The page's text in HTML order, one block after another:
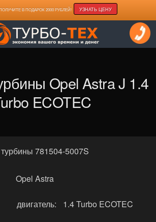
В ПОДАРОК 2000 РУБЛЕЙ! УЗНАТЬ ЦЕНУ
Opel Astra J 1.4
ECOTEC
781504-5007S
Opel Astra
двигатель: 1.4 Turbo ECOTEC